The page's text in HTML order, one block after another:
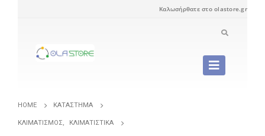
Καλωσήρθατε στο olastore.gr
HOME ΚΑΤΆΣΤΗΜΑ
ΚΛΙΜΑΤΙΣΜΌΣ, ΚΛΙΜΑΤΙΣΤΙΚΆ